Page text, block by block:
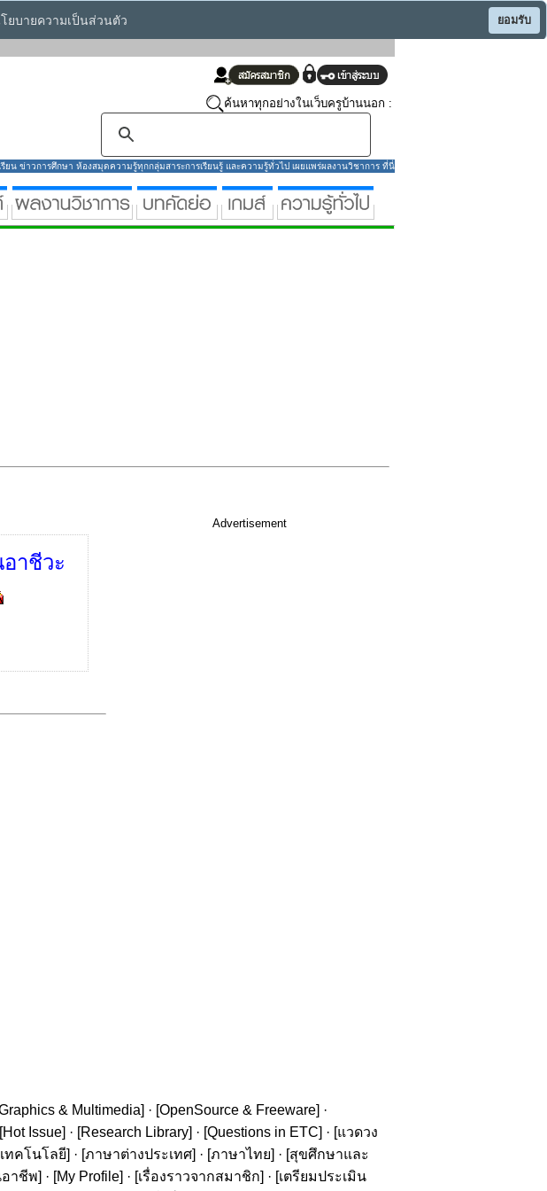
ยบายความเป็นส่วนตัว ยอมรับ
ค้นหาทุกอย่างในเว็บครูบ้านนอก :
น ข่าวการศึกษา ห้องสมุดความรู้ทุกกลุ่มสาระการเรียนรู้ และความรู้ทั่วไป เผยแพร่ผลงานวิชาการ ที่นี่
าชีวะ
Advertisement
& Multimedia] · [OpenSource & Freeware] ·
Hot Issue] · [Research Library] · [Questions in ETC] · [แวดวง
ทคโนโลยี] · [ภาษาต่างประเทศ] · [ภาษาไทย] · [สุขศึกษาและ
อาชีพ] · [My Profile] · [เรื่องราวจากสมาชิก] · [เตรียมประเมิน